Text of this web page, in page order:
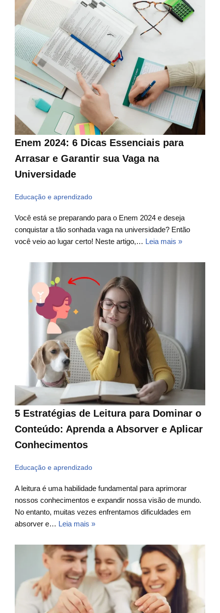
Enem 2024: 6 Dicas Essenciais para
Arrasar e Garantir sua Vaga na
Universidade
Educação e aprendizado
Você está se preparando para o Enem 2024 e deseja
conquistar a tão sonhada vaga na universidade? Então
você veio ao lugar certo! Neste artigo,… Leia mais »
5 Estratégias de Leitura para Dominar o
Conteúdo: Aprenda a Absorver e Aplicar
Conhecimentos
Educação e aprendizado
A leitura é uma habilidade fundamental para aprimorar
nossos conhecimentos e expandir nossa visão de mundo.
No entanto, muitas vezes enfrentamos dificuldades em
absorver e… Leia mais »